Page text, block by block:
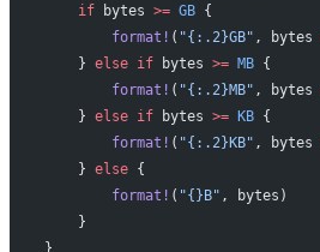
    if
bytes >= GB {
        format!
( "{:.2}GB" , bytes
    }
else if bytes >= MB {
        format!
( "{:.2}MB" , bytes
    }
else if bytes >= KB {
        format!
( "{:.2}KB" , bytes
    }
else {
        format!
( "{}B" , bytes)
    }
}